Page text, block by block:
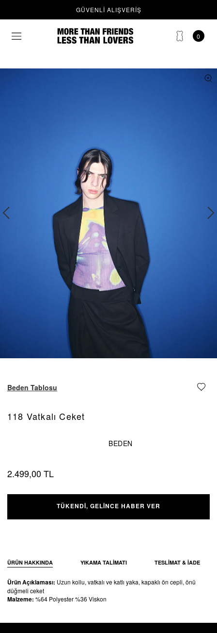
GÜVENLI ALIŞVERIŞ
0
Beden Tablosu
118 Vatkalı Ceket
BEDEN
2.499,00 TL
TÜKENDI, GELINCE HABER VER
ÜRÜN HAKKINDA YIKAMA TALIMATI TESLIMAT & IADE
Ürün Açıklaması: Uzun kollu, vatkalı ve katlı yaka, kapaklı ön cepli, önü
düğmeli ceket
Malzeme: %64 Polyester %36 Viskon